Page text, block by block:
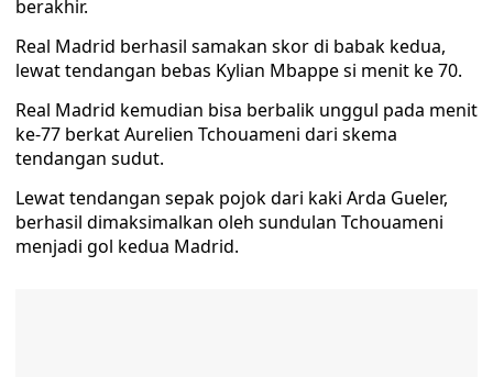
berakhir.
Real Madrid berhasil samakan skor di babak kedua,
lewat tendangan bebas Kylian Mbappe si menit ke 70.
Real Madrid kemudian bisa berbalik unggul pada menit
ke-77 berkat Aurelien Tchouameni dari skema
tendangan sudut.
Lewat tendangan sepak pojok dari kaki Arda Gueler,
berhasil dimaksimalkan oleh sundulan Tchouameni
menjadi gol kedua Madrid.